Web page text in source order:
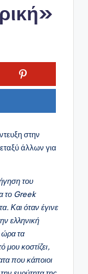
στην
άλλων για
του
το Greek
Και όταν έγινε
ελληνική
ώρα τα
κοστίζει,
που κάποιοι